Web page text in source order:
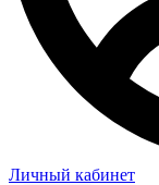
Личный кабинет